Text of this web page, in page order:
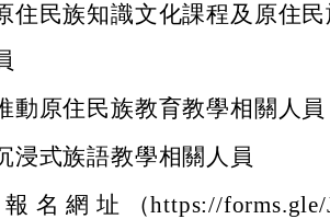
住民族知識文化課程及原住民
動原住民族教育教學相關人員
浸式族語教學相關人員
名 網 址 （https://